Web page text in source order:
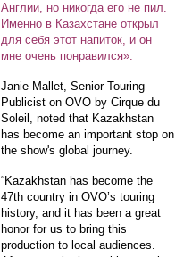
Англии, но никогда его не пил.
Именно в Казахстане открыл
для себя этот напиток, и он
мне очень понравился».
Janie Mallet, Senior Touring
Publicist on OVO by Cirque du
Soleil, noted that Kazakhstan
has become an important stop on
the show's global journey.
“Kazakhstan has become the
47th country in OVO’s touring
history, and it has been a great
honor for us to bring this
production to local audiences.